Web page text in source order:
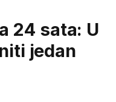
24 sata: U
jedan